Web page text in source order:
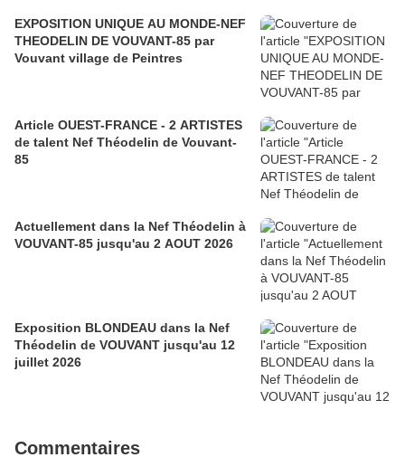
EXPOSITION UNIQUE AU MONDE-NEF
THEODELIN DE VOUVANT-85 par
Vouvant village de Peintres
Article OUEST-FRANCE - 2 ARTISTES
de talent Nef Théodelin de Vouvant-
85
Actuellement dans la Nef Théodelin à
VOUVANT-85 jusqu'au 2 AOUT 2026
Exposition BLONDEAU dans la Nef
Théodelin de VOUVANT jusqu'au 12
juillet 2026
Commentaires